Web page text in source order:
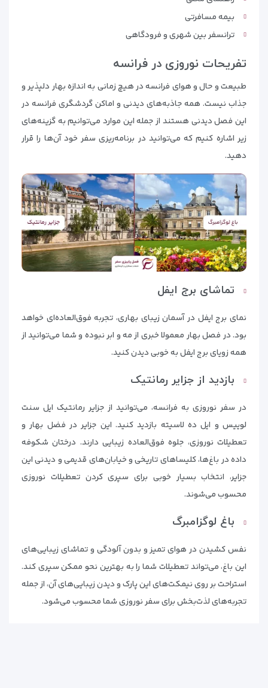
بیمه مسافرتی
ترانسفر بین شهری و فرودگاهی
تفریحات نوروزی در فرانسه
طبیعت و حال و هوای فرانسه در هیچ زمانی به اندازه بهار دلپذیر و
جذاب نیست. همه جاذبه‌های دیدنی و اماکن گردشگری فرانسه در
این فصل دیدنی هستند از جمله این موارد می‌توانیم به گزینه‌های
زیر اشاره کنیم که می‌توانید در برنامه‌ریزی سفر خود آن‌ها را قرار
دهید.
تماشای برج ایفل
نمای برج ایفل در آسمان زیبای بهاری، تجربه فوق‌العاده‌ای خواهد
بود. در فصل بهار معمولا خبری از مه و ابر نبوده و شما می‌توانید از
همه زویای برج ایفل به خوبی دیدن کنید.
بازدید از جزایر رمانتیک
در سفر نوروزی به فرانسه، می‌توانید از جزایر رمانتیک ایل سنت
لوییس و ایل ده لاسیته بازدید کنید. این جزایر در فضل بهار و
تعطیلات نوروزی، جلوه فوق‌العاده زیبایی دارند. درختان شکوفه
داده در باغ‌ها، کلیساهای تاریخی و خیابان‌های قدیمی و دیدنی این
جزایر، انتخاب بسیار خوبی برای سپری کردن تعطیلات نوروزی
محسوب می‌شوند.
باغ لوگزامبرگ
نفس کشیدن در هوای تمیز و بدون آلودگی و تماشای زیبایی‌های
این باغ، می‌تواند تعطیلات شما را به بهترین نحو ممکن سپری کند.
استراحت بر روی نیمکت‌های این پارک و دیدن زیبایی‌های آن، از جمله
تجربه‌های لذت‌بخش برای سفر نوروزی شما محسوب می‌شود.